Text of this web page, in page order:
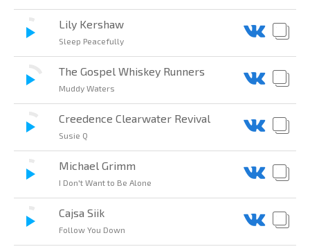
Lily Kershaw
Sleep Peacefully
The Gospel Whiskey Runners
Muddy Waters
Creedence Clearwater Revival
Susie Q
Michael Grimm
I Don't Want to Be Alone
Cajsa Siik
Follow You Down